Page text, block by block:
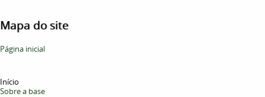
Mapa do site
Página inicial
Início
Sobre a base